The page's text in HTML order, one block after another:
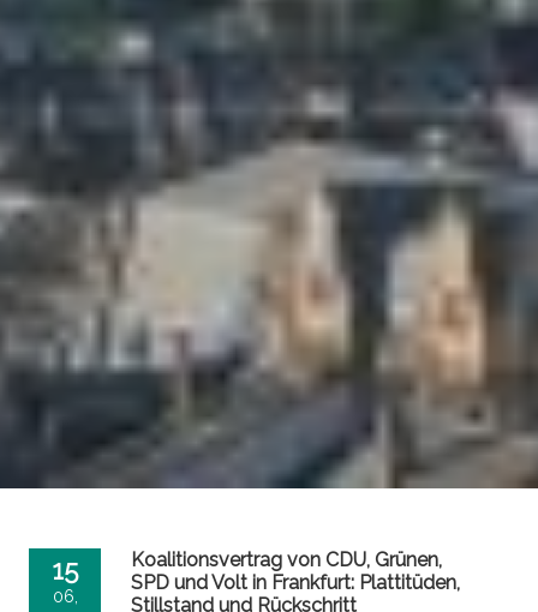
15
06,
Koalitionsvertrag von CDU, Grünen,
SPD und Volt in Frankfurt: Plattitüden,
Stillstand und Rückschritt